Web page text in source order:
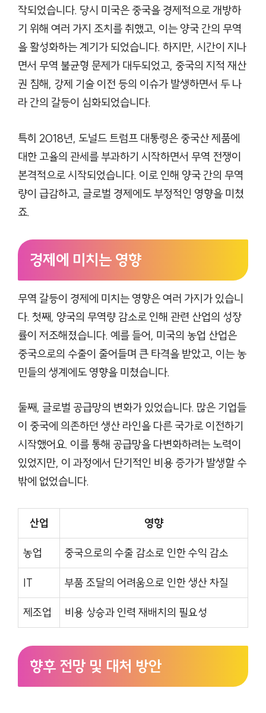
작되었습니다. 당시 미국은 중국을 경제적으로 개방하
기 위해 여러 가지 조치를 취했고, 이는 양국 간의 무역
을 활성화하는 계기가 되었습니다. 하지만, 시간이 지나
면서 무역 불균형 문제가 대두되었고, 중국의 지적 재산
권 침해, 강제 기술 이전 등의 이슈가 발생하면서 두 나
라 간의 갈등이 심화되었습니다.
특히 2018년, 도널드 트럼프 대통령은 중국산 제품에
대한 고율의 관세를 부과하기 시작하면서 무역 전쟁이
본격적으로 시작되었습니다. 이로 인해 양국 간의 무역
량이 급감하고, 글로벌 경제에도 부정적인 영향을 미쳤
죠.
경제에 미치는 영향
무역 갈등이 경제에 미치는 영향은 여러 가지가 있습니
다. 첫째, 양국의 무역량 감소로 인해 관련 산업의 성장
률이 저조해졌습니다. 예를 들어, 미국의 농업 산업은
중국으로의 수출이 줄어들며 큰 타격을 받았고, 이는 농
민들의 생계에도 영향을 미쳤습니다.
둘째, 글로벌 공급망의 변화가 있었습니다. 많은 기업들
이 중국에 의존하던 생산 라인을 다른 국가로 이전하기
시작했어요. 이를 통해 공급망을 다변화하려는 노력이
있었지만, 이 과정에서 단기적인 비용 증가가 발생할 수
밖에 없었습니다.
산업 영향
농업 중국으로의 수출 감소로 인한 수익 감소
IT 부품 조달의 어려움으로 인한 생산 차질
제조업 비용 상승과 인력 재배치의 필요성
향후 전망 및 대처 방안